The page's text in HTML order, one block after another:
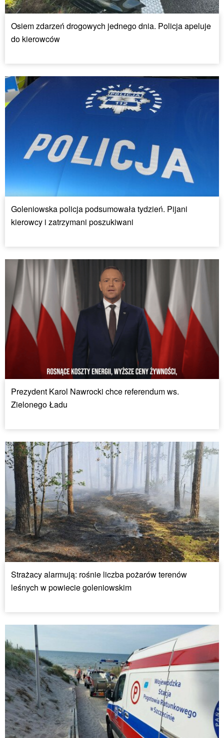
Osiem zdarzeń drogowych jednego dnia. Policja apeluje
do kierowców
Goleniowska policja podsumowała tydzień. Pijani
kierowcy i zatrzymani poszukiwani
Prezydent Karol Nawrocki chce referendum ws.
Zielonego Ładu
Strażacy alarmują: rośnie liczba pożarów terenów
leśnych w powiecie goleniowskim